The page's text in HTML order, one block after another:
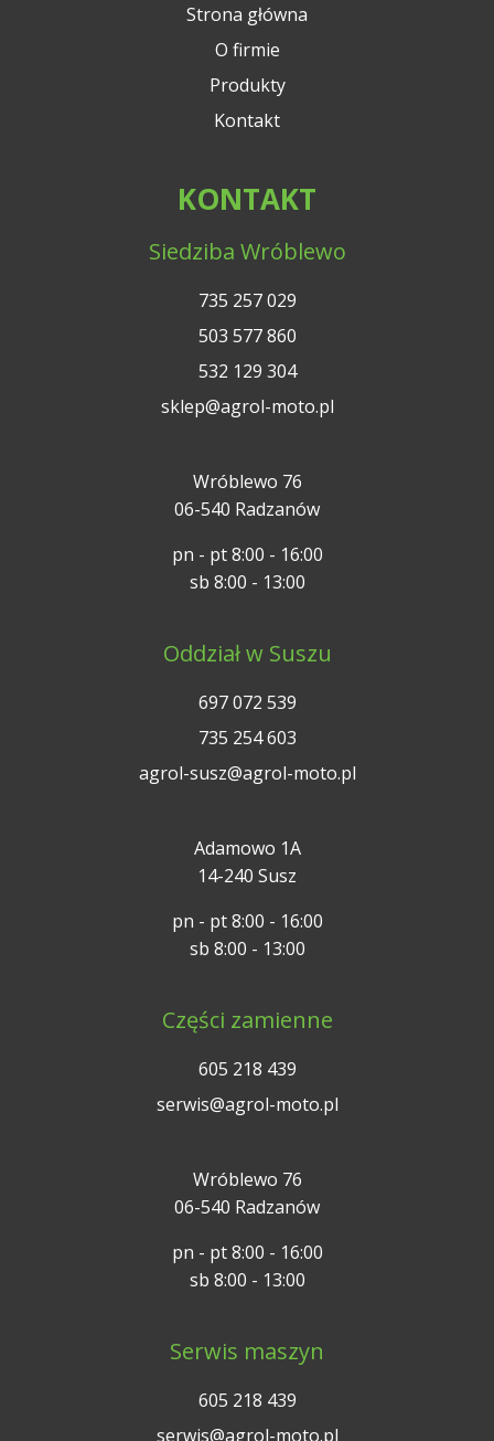
Strona główna
O firmie
Produkty
Kontakt
KONTAKT
Siedziba Wróblewo
735 257 029
503 577 860
532 129 304
sklep@agrol-moto.pl
Wróblewo 76
06-540 Radzanów
pn - pt 8:00 - 16:00
sb 8:00 - 13:00
Oddział w Suszu
697 072 539
735 254 603
agrol-susz@agrol-moto.pl
Adamowo 1A
14-240 Susz
pn - pt 8:00 - 16:00
sb 8:00 - 13:00
Części zamienne
605 218 439
serwis@agrol-moto.pl
Wróblewo 76
06-540 Radzanów
pn - pt 8:00 - 16:00
sb 8:00 - 13:00
Serwis maszyn
605 218 439
serwis@agrol-moto.pl